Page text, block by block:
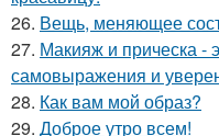
26. Вещь, меняющее
27. Макияж и прическа -
самовыражения и
28. Как вам мой образ?
29. Доброе утро всем!